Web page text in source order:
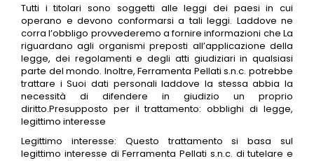
Tutti i titolari sono soggetti alle leggi dei paesi in cui
operano e devono conformarsi a tali leggi. Laddove ne
corra l’obbligo provvederemo a fornire informazioni che La
riguardano agli organismi preposti all’applicazione della
legge, dei regolamenti e degli atti giudiziari in qualsiasi
parte del mondo. Inoltre, Ferramenta Pellati s.n.c. potrebbe
trattare i Suoi dati personali laddove la stessa abbia la
necessità di difendere in giudizio un proprio
diritto.Presupposto per il trattamento: obblighi di legge,
legittimo interesse
Legittimo interesse: Questo trattamento si basa sul
legittimo interesse di Ferramenta Pellati s.n.c. di tutelare e